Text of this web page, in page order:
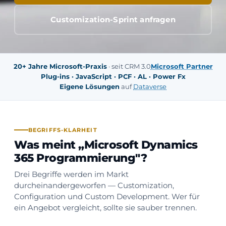
Customization-Sprint anfragen
20+ Jahre Microsoft-Praxis· seit CRM 3.0Microsoft Partner
Plug-ins · JavaScript · PCF · AL · Power Fx
Eigene Lösungen auf Dataverse
BEGRIFFS-KLARHEIT
Was meint „Microsoft Dynamics
365 Programmierung"?
Drei Begriffe werden im Markt
durcheinandergeworfen — Customization,
Configuration und Custom Development. Wer für
ein Angebot vergleicht, sollte sie sauber trennen.